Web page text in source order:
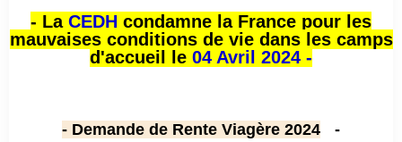
- La CEDH condamne la France pour les
mauvaises conditions de vie dans les camps
d'accueil le 04 Avril 2024 -
- Demande de Rente Viagère 2024 -